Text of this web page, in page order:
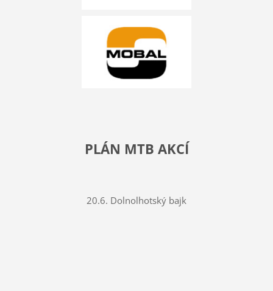
PLÁN MTB AKCÍ
20.6. Dolnolhotský bajk